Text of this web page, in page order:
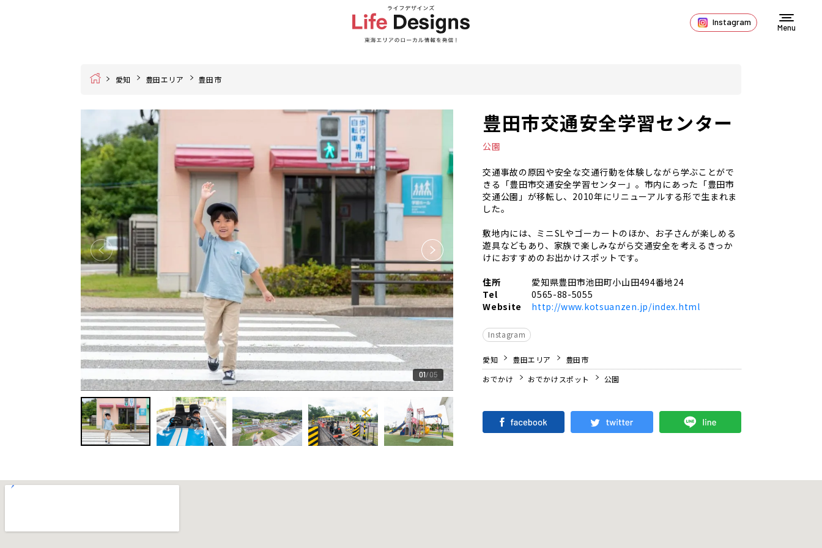
Instagram
Menu
Home 愛知 豊田エリア 豊田市
01 05
豊田市交通安全学習センター
公園
交通事故の原因や安全な交通行動を体験しながら学ぶことがで
きる「豊田市交通安全学習センター」。市内にあった「豊田市
交通公園」が移転し、2010年にリニューアルする形で生まれま
した。
敷地内には、ミニSLやゴーカートのほか、お子さんが楽しめる
遊具などもあり、家族で楽しみながら交通安全を考えるきっか
けにおすすめのお出かけスポットです。
住所
愛知県豊田市池田町小山田494番地24
Tel
0565-88-5055
Website
http://www.kotsuanzen.jp/index.html
Instagram
愛知 豊田エリア
豊田市
おでかけ
おでかけスポット 公園